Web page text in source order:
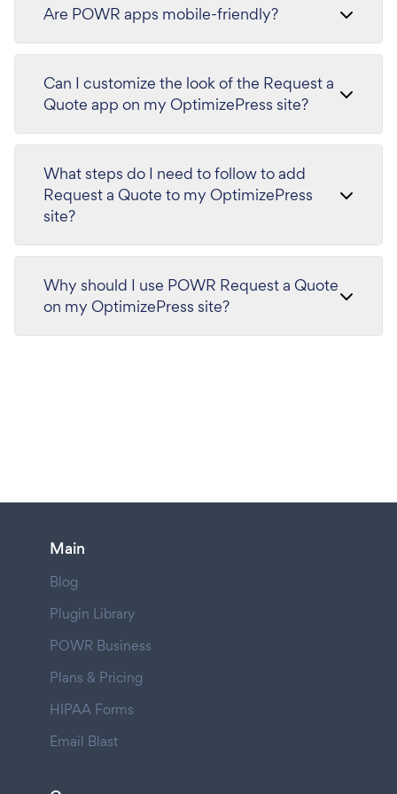
Are POWR apps mobile-friendly?
Can I customize the look of the Request a
Quote app on my OptimizePress site?
What steps do I need to follow to add
Request a Quote to my OptimizePress
site?
Why should I use POWR Request a Quote
on my OptimizePress site?
Main
Blog
Plugin Library
POWR Business
Plans & Pricing
HIPAA Forms
Email Blast